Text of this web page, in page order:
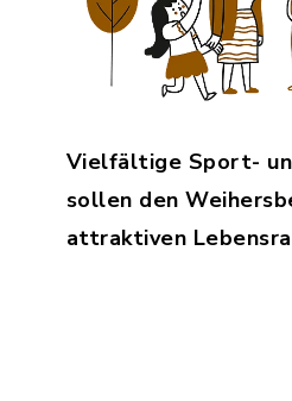
Vielfältige Sport-
sollen den
attraktiven